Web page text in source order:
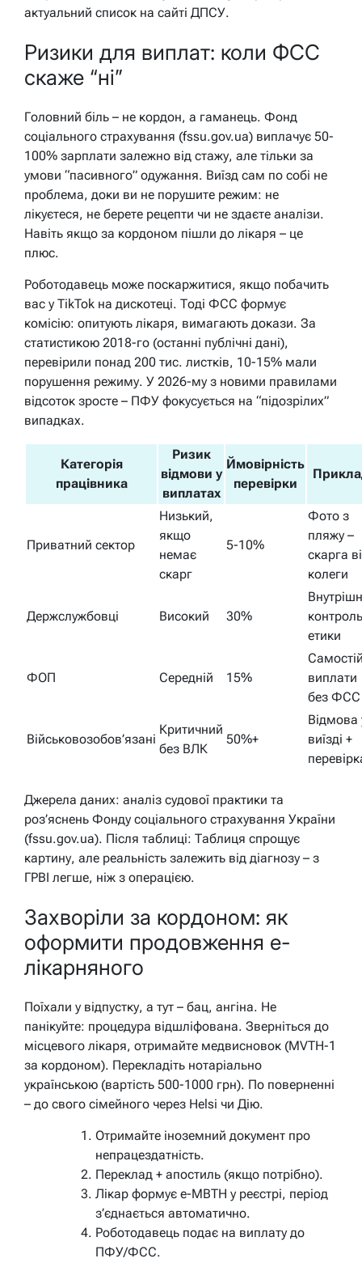
актуальний список на сайті ДПСУ.
Ризики для виплат: коли ФСС
скаже “ні”
Головний біль – не кордон, а гаманець. Фонд
соціального страхування (fssu.gov.ua) виплачує 50-
100% зарплати залежно від стажу, але тільки за
умови “пасивного” одужання. Виїзд сам по собі не
проблема, доки ви не порушите режим: не
лікуєтеся, не берете рецепти чи не здаєте аналізи.
Навіть якщо за кордоном пішли до лікаря – це
плюс.
Роботодавець може поскаржитися, якщо побачить
вас у TikTok на дискотеці. Тоді ФСС формує
комісію: опитують лікаря, вимагають докази. За
статистикою 2018-го (останні публічні дані),
перевірили понад 200 тис. листків, 10-15% мали
порушення режиму. У 2026-му з новими правилами
відсоток зросте – ПФУ фокусується на “підозрілих”
випадках.
Категорія
працівника
Ризик
відмови у
виплатах
Ймовірність
перевірки
Приватний сектор
Низький,
якщо
немає
скарг
5-10%
Фото з
пляжу –
скарга
колеги
Держслужбовці Високий 30%
контроль
етики
ФОП Середній 15%
виплати
без ФСС
Військовозобов’язані
Критичний
без ВЛК
50%+
Відмова
виїзді +
Джерела даних: аналіз судової практики та
роз’яснень Фонду соціального страхування України
(fssu.gov.ua). Після таблиці: Таблиця спрощує
картину, але реальність залежить від діагнозу – з
ГРВІ легше, ніж з операцією.
Захворіли за кордоном: як
оформити продовження е-
лікарняного
Поїхали у відпустку, а тут – бац, ангіна. Не
панікуйте: процедура відшліфована. Зверніться до
місцевого лікаря, отримайте медвисновок (MVТН-1
за кордоном). Перекладіть нотаріально
українською (вартість 500-1000 грн). По поверненні
– до свого сімейного через Helsi чи Дію.
Отримайте іноземний документ про
непрацездатність.
Переклад + апостиль (якщо потрібно).
Лікар формує е-МВТН у реєстрі, період
з’єднається автоматично.
Роботодавець подає на виплату до
ПФУ/ФСС.